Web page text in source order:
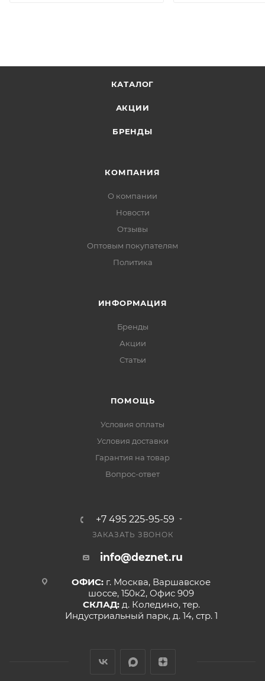
КАТАЛОГ
АКЦИИ
БРЕНДЫ
КОМПАНИЯ
О компании
Новости
Отзывы
Оптовым покупателям
Политика
ИНФОРМАЦИЯ
Бренды
Акции
Статьи
ПОМОЩЬ
Условия оплаты
Условия доставки
Гарантия на товар
Вопрос-ответ
+7 495 225-95-59
ЗАКАЗАТЬ ЗВОНОК
info@deznet.ru
ОФИС: г. Москва, Варшавское
шоссе, 150к2, Офис 909
СКЛАД: д. Коледино, тер.
Индустриальный парк, д. 14, стр. 1